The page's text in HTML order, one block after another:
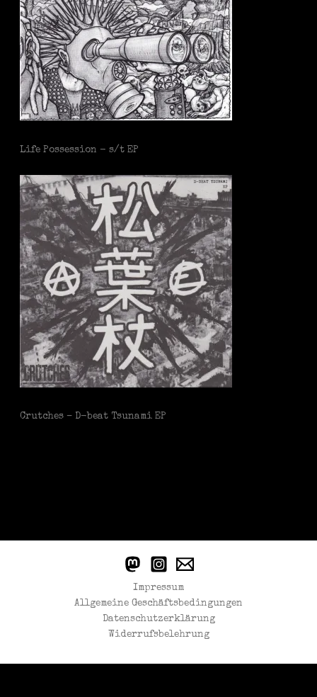
Life Possession - s/t EP
Crutches – D-beat Tsunami EP
Impressum
Allgemeine Geschäftsbedingungen
Datenschutzerklärung
Widerrufsbelehrung